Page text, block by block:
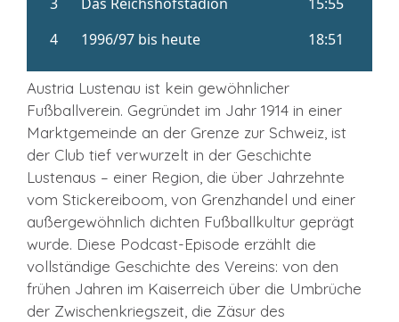
Austria Lustenau ist kein gewöhnlicher
Fußballverein. Gegründet im Jahr 1914 in einer
Marktgemeinde an der Grenze zur Schweiz, ist
der Club tief verwurzelt in der Geschichte
Lustenaus – einer Region, die über Jahrzehnte
vom Stickereiboom, von Grenzhandel und einer
außergewöhnlich dichten Fußballkultur geprägt
wurde. Diese Podcast-Episode erzählt die
vollständige Geschichte des Vereins: von den
frühen Jahren im Kaiserreich über die Umbrüche
der Zwischenkriegszeit, die Zäsur des